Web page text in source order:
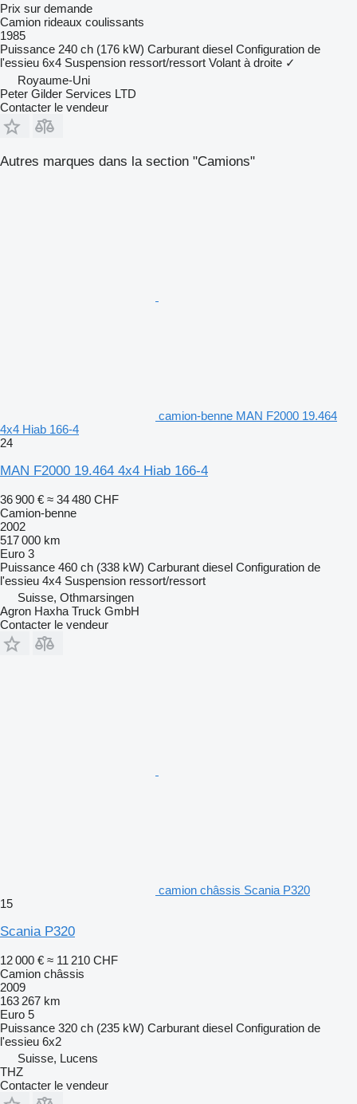
Prix sur demande
Camion rideaux coulissants
1985
Puissance 240 ch (176 kW) Carburant diesel Configuration de
l'essieu 6x4 Suspension ressort/ressort Volant à droite ✓
Royaume-Uni
Peter Gilder Services LTD
Contacter le vendeur
Autres marques dans la section "Camions"
camion-benne MAN F2000 19.464
4x4 Hiab 166-4
24
MAN F2000 19.464 4x4 Hiab 166-4
36 900 € ≈ 34 480 CHF
Camion-benne
2002
517 000 km
Euro 3
Puissance 460 ch (338 kW) Carburant diesel Configuration de
l'essieu 4x4 Suspension ressort/ressort
Suisse, Othmarsingen
Agron Haxha Truck GmbH
Contacter le vendeur
camion châssis Scania P320
15
Scania P320
12 000 € ≈ 11 210 CHF
Camion châssis
2009
163 267 km
Euro 5
Puissance 320 ch (235 kW) Carburant diesel Configuration de
l'essieu 6x2
Suisse, Lucens
THZ
Contacter le vendeur